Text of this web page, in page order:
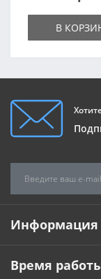
В
Информация
Время